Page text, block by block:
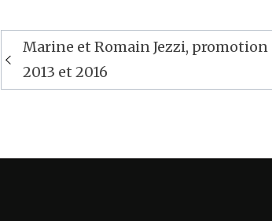
Navigation
de
Marine et Romain Jezzi, promotion
2013 et 2016